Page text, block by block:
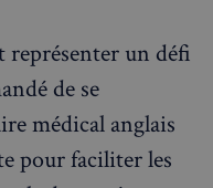
un défi
de se
médical anglais
pour faciliter les